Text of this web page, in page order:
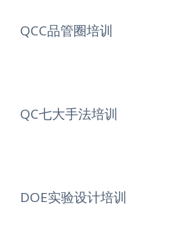
QCC品管圈培训
QC七大手法培训
DOE实验设计培训